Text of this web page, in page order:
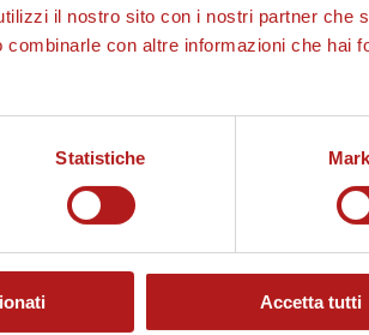
il nostro sito con i nostri partner che
con altre informazioni che hai
Statistiche
Accetta tutti